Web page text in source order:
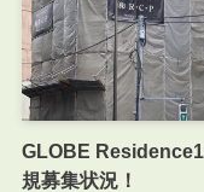
GLOBE
規募集状況！